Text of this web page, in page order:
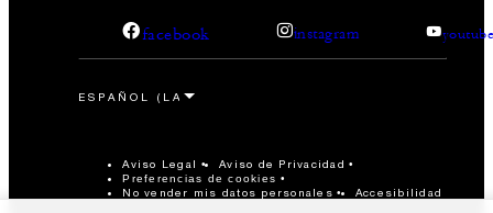
facebook instagram
Aviso Legal Aviso de Privacidad
Preferencias de cookies
No vender mis datos personales Accesibilidad